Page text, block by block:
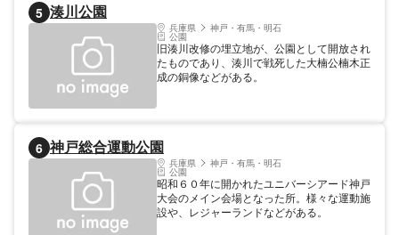
区民ホ-ルの向かい側に「復興の碑」も建立
され、平成13年9月1日には区制70周年を記
念してタイムカプセルが埋設されました。
5 湊川公園
兵庫県 神戸・有馬・明石
公園
旧湊川改修の埋立地が、公園として開放され
たものであり、湊川で戦死した大楠公楠木正
成の銅像などがある。
6 神戸総合運動公園
兵庫県 神戸・有馬・明石
公園
昭和６０年に開かれたユニバーシアード神戸
大会のメイン会場となった所。様々な運動施
設や、レジャーランドなどがある。